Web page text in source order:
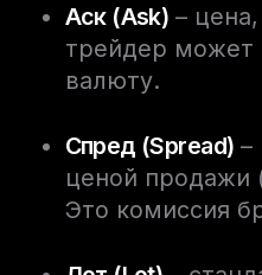
Аск (Ask) –
трейдер может
валюту.
Спред (Spread) –
ценой продажи
Это комиссия